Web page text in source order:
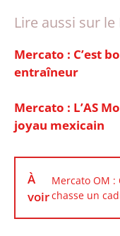
Lire aussi sur le
Mercato : C’est
entraîneur
Mercato : L’AS
joyau mexicain
À
voir
Mercato OM :
chasse un